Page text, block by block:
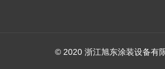
© 2020 浙江旭东涂装设备有